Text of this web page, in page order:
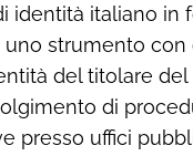
identità italiano in
uno strumento con
del titolare
di
presso uffici